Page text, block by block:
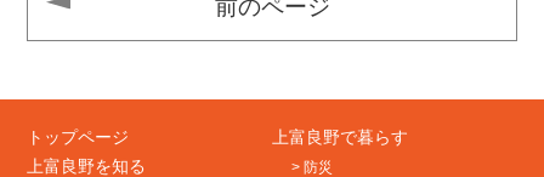
前のページ
トップページ
上富良野を知る
上富良野で暮らす
> 防災